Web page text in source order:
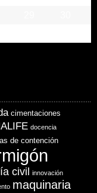
cimentaciones
docencia
de contención
civil innovación
maquinaria